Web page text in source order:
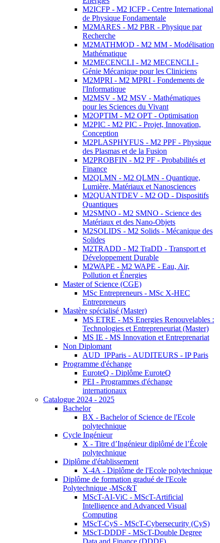
M2ICFP - M2 ICFP - Centre International
de Physique Fondamentale
M2MARES - M2 PBR - Physique par
Recherche
M2MATHMOD - M2 MM - Modélisation
Mathématique
M2MECENCLI - M2 MECENCLI -
Génie Mécanique pour les Cliniciens
M2MPRI - M2 MPRI - Fondements de
l'Informatique
M2MSV - M2 MSV - Mathématiques
pour les Sciences du Vivant
M2OPTIM - M2 OPT - Optimisation
M2PIC - M2 PIC - Projet, Innovation,
Conception
M2PLASPHYFUS - M2 PPF - Physique
des Plasmas et de la Fusion
M2PROBFIN - M2 PF - Probabilités et
Finance
M2QLMN - M2 QLMN - Quantique,
Lumière, Matériaux et Nanosciences
M2QUANTDEV - M2 QD - Dispositifs
Quantiques
M2SMNO - M2 SMNO - Science des
Matériaux et des Nano-Objets
M2SOLIDS - M2 Solids - Mécanique des
Solides
M2TRADD - M2 TraDD - Transport et
Développement Durable
M2WAPE - M2 WAPE - Eau, Air,
Pollution et Énergies
Master of Science (CGE)
MSc Entrepreneurs - MSc X-HEC
Entrepreneurs
Mastère spécialisé (Master)
MS ETRE - MS Energies Renouvelables :
Technologies et Entrepreneuriat (Master)
MS IE - MS Innovation et Entreprenariat
Non Diplomant
AUD_IPParis - AUDITEURS - IP Paris
Programme d'échange
EuroteQ - Diplôme EuroteQ
PEI - Programmes d'échange
internationaux
Catalogue 2024 - 2025
Bachelor
BX - Bachelor of Science de l'Ecole
polytechnique
Cycle Ingénieur
X - Titre d’Ingénieur diplômé de l’École
polytechnique
Diplôme d'établissement
X-4A - Diplôme de l'Ecole polytechnique
Diplôme de formation gradué de l'Ecole
Polytechnique -MSc&T
MScT-AI-ViC - MScT-Artificial
Intelligence and Advanced Visual
Computing
MScT-CyS - MScT-Cybersecurity (CyS)
MScT-DDDF - MScT-Double Degree
Data and Finance (DDDF)